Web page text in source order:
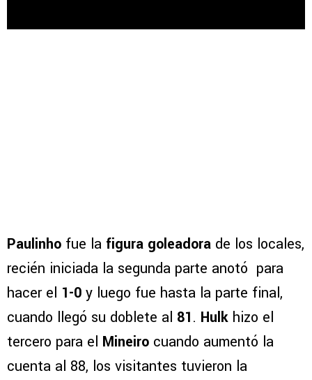
Paulinho fue la figura goleadora de los locales,
recién iniciada la segunda parte anotó para
hacer el 1-0 y luego fue hasta la parte final,
cuando llegó su doblete al 81. Hulk hizo el
tercero para el Mineiro cuando aumentó la
cuenta al 88, los visitantes tuvieron la